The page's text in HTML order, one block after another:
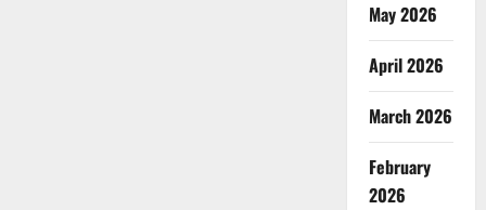
May 2026
April 2026
March 2026
February
2026